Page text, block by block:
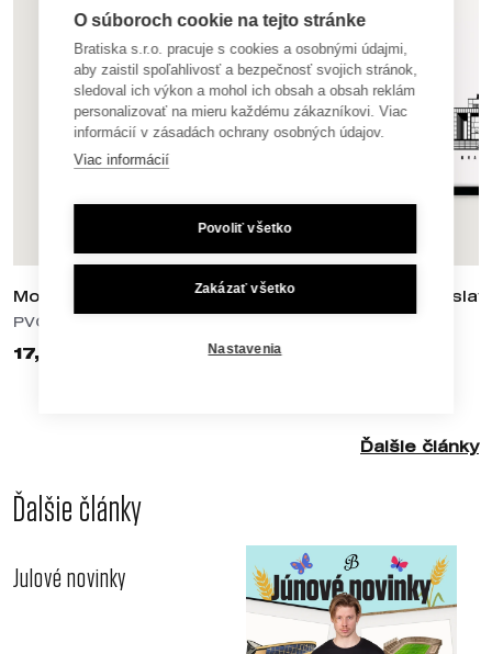
Most SNP / UFO A2
PVC plagáty
17,90 €
Slavín /
Ďalšie články
Ďalšie články
Julové novinky
O súboroch cookie na tejto stránke
Bratiska s.r.o. pracuje s cookies a osobnými údajmi,
aby zaistil spoľahlivosť a bezpečnosť svojich stránok,
sledoval ich výkon a mohol ich obsah a obsah reklám
personalizovať na mieru každému zákazníkovi. Viac
informácií v zásadách ochrany osobných údajov.
Viac informácií
Povoliť všetko
Zakázať všetko
Nastavenia